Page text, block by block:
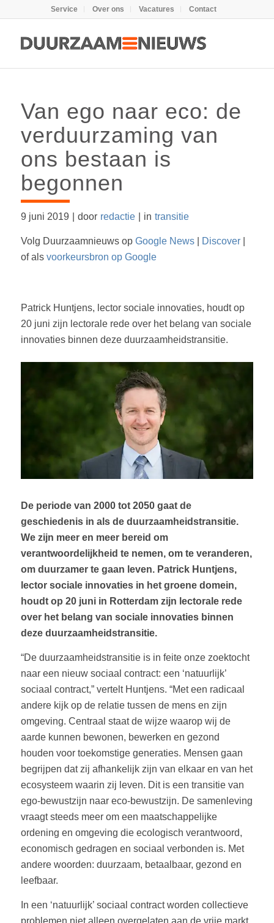
Service Over ons Vacatures Contact
Van ego naar eco: de
verduurzaming van
ons bestaan is
begonnen
9 juni 2019 door redactie in transitie
Volg Duurzaamnieuws op Google News| Discover|
of als voorkeursbron op Google
Patrick Huntjens, lector sociale innovaties, houdt op
20 juni zijn lectorale rede over het belang van sociale
innovaties binnen deze duurzaamheidstransitie.
De periode van 2000 tot 2050 gaat de
geschiedenis in als de duurzaamheidstransitie.
We zijn meer en meer bereid om
verantwoordelijkheid te nemen, om te veranderen,
om duurzamer te gaan leven. Patrick Huntjens,
lector sociale innovaties in het groene domein,
houdt op 20 juni in Rotterdam zijn lectorale rede
over het belang van sociale innovaties binnen
deze duurzaamheidstransitie.
“De duurzaamheidstransitie is in feite onze zoektocht
naar een nieuw sociaal contract: een ‘natuurlijk’
sociaal contract,” vertelt Huntjens. “Met een radicaal
andere kijk op de relatie tussen de mens en zijn
omgeving. Centraal staat de wijze waarop wij de
aarde kunnen bewonen, bewerken en gezond
houden voor toekomstige generaties. Mensen gaan
begrijpen dat zij afhankelijk zijn van elkaar en van het
ecosysteem waarin zij leven. Dit is een transitie van
ego-bewustzijn naar eco-bewustzijn. De samenleving
vraagt steeds meer om een maatschappelijke
ordening en omgeving die ecologisch verantwoord,
economisch gedragen en sociaal verbonden is. Met
andere woorden: duurzaam, betaalbaar, gezond en
leefbaar.
In een ‘natuurlijk’ sociaal contract worden collectieve
problemen niet alleen overgelaten aan de vrije markt